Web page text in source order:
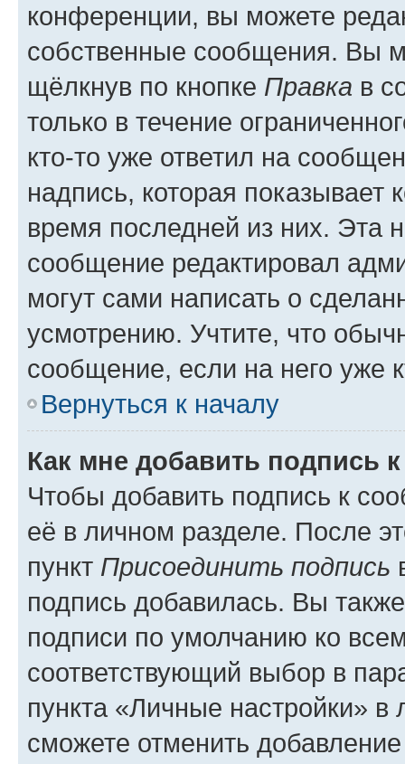
конференции, вы можете
собственные сообщения. Вы
щёлкнув по кнопке Правка в
только в течение
кто-то уже ответил на
надпись, которая показывает
время последней из них. Эта
сообщение редактировал
могут сами написать о
усмотрению. Учтите, что
сообщение, если на него уже
Вернуться к началу
Как мне добавить подпись
Чтобы добавить подпись к
её в личном разделе. После
пункт Присоединить подпись
подпись добавилась. Вы
подписи по умолчанию ко
соответствующий выбор в
пункта «Личные настройки»
сможете отменить